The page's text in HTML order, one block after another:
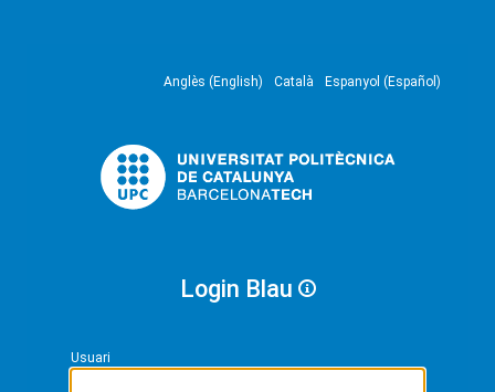
Anglès (English) Català Espanyol (Español)
Login Blau
Usuari